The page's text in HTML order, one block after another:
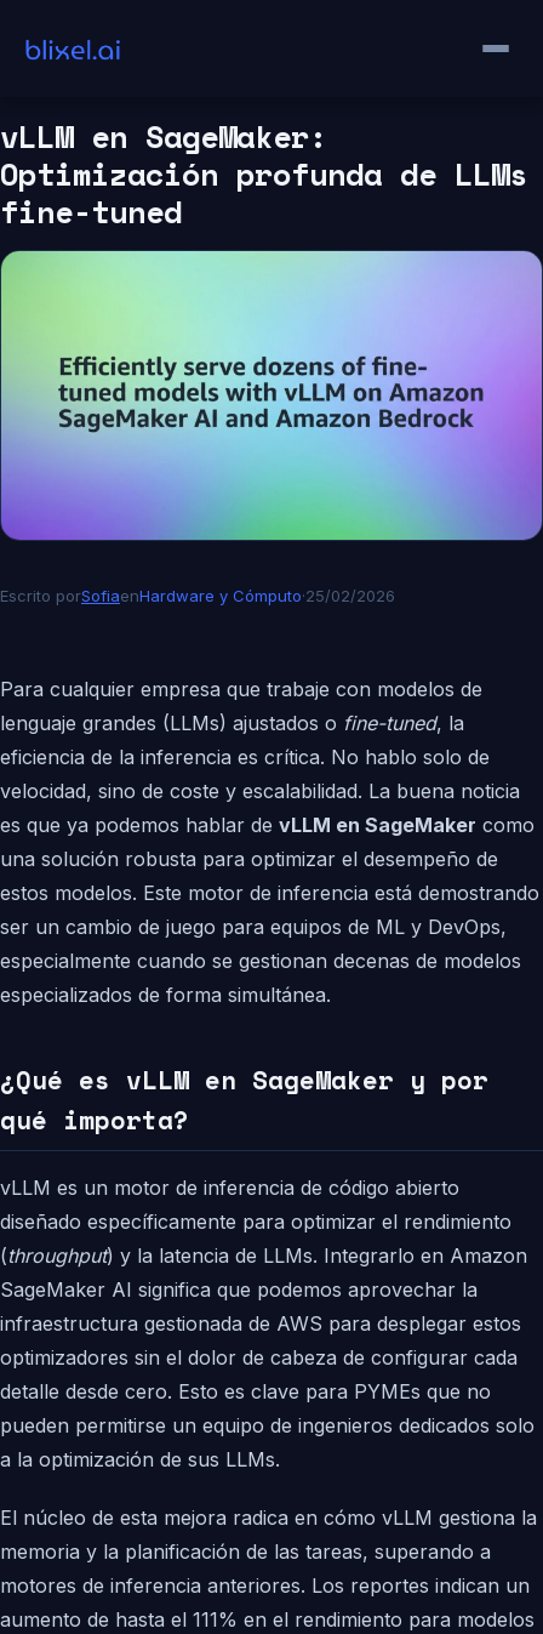
contenido
vLLM en SageMaker:
Optimización profunda de LLMs
fine-tuned
Escrito porSofiaenHardware y Cómputo·25/02/2026
Para cualquier empresa que trabaje con modelos de
lenguaje grandes (LLMs) ajustados o fine-tuned, la
eficiencia de la inferencia es crítica. No hablo solo de
velocidad, sino de coste y escalabilidad. La buena noticia
es que ya podemos hablar de vLLM en SageMaker como
una solución robusta para optimizar el desempeño de
estos modelos. Este motor de inferencia está demostrando
ser un cambio de juego para equipos de ML y DevOps,
especialmente cuando se gestionan decenas de modelos
especializados de forma simultánea.
¿Qué es vLLM en SageMaker y por
qué importa?
vLLM es un motor de inferencia de código abierto
diseñado específicamente para optimizar el rendimiento
(throughput) y la latencia de LLMs. Integrarlo en Amazon
SageMaker AI significa que podemos aprovechar la
infraestructura gestionada de AWS para desplegar estos
optimizadores sin el dolor de cabeza de configurar cada
detalle desde cero. Esto es clave para PYMEs que no
pueden permitirse un equipo de ingenieros dedicados solo
a la optimización de sus LLMs.
El núcleo de esta mejora radica en cómo vLLM gestiona la
memoria y la planificación de las tareas, superando a
motores de inferencia anteriores. Los reportes indican un
aumento de hasta el 111% en el rendimiento para modelos